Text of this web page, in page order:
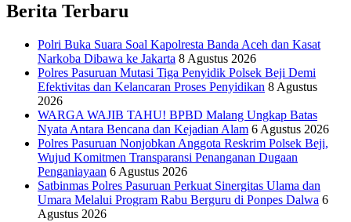
Berita Terbaru
Polri Buka Suara Soal Kapolresta Banda Aceh dan Kasat
Narkoba Dibawa ke Jakarta 8 Agustus 2026
Polres Pasuruan Mutasi Tiga Penyidik Polsek Beji Demi
Efektivitas dan Kelancaran Proses Penyidikan 8 Agustus
2026
WARGA WAJIB TAHU! BPBD Malang Ungkap Batas
Nyata Antara Bencana dan Kejadian Alam 6 Agustus 2026
Polres Pasuruan Nonjobkan Anggota Reskrim Polsek Beji,
Wujud Komitmen Transparansi Penanganan Dugaan
Penganiayaan 6 Agustus 2026
Satbinmas Polres Pasuruan Perkuat Sinergitas Ulama dan
Umara Melalui Program Rabu Berguru di Ponpes Dalwa 6
Agustus 2026